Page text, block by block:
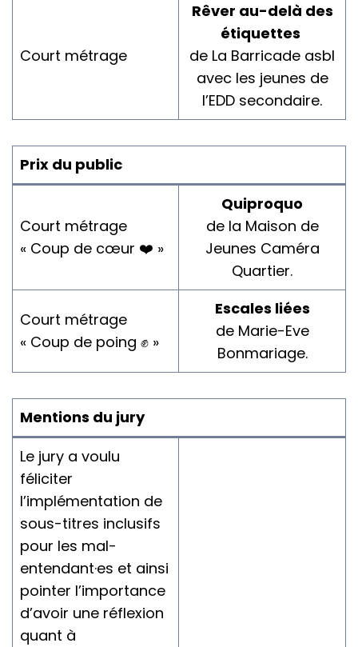
Court métrage
Rêver au-delà des
étiquettes
de La Barricade asbl
avec les jeunes de
l’EDD secondaire.
Prix du public
Court métrage
« Coup de cœur ❤️ »
Quiproquo
de la Maison de
Jeunes Caméra
Quartier.
Court métrage
« Coup de poing ✊ »
Escales liées
de Marie-Eve
Bonmariage.
Mentions du jury
Le jury a voulu
féliciter
l’implémentation de
sous-titres inclusifs
pour les mal-
entendant·es et ainsi
pointer l’importance
d’avoir une réflexion
quant à